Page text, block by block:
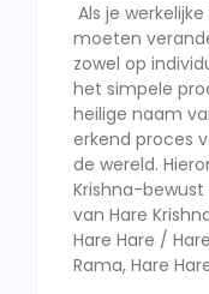
Als je
moeten
zowel op
het simpele
heilige naam
erkend proces
de wereld.
Krishna-
van Hare
Hare Hare /
Rama, Hare